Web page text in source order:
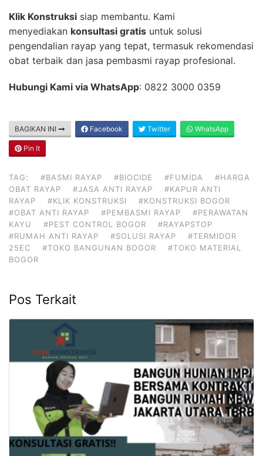
Klik Konstruksi siap membantu. Kami
menyediakan konsultasi gratis untuk solusi
pengendalian rayap yang tepat, termasuk rekomendasi
obat terbaik dan jasa pembasmi rayap profesional.
Hubungi Kami via WhatsApp: 0822 3000 0359
BAGIKAN INI Facebook Twitter WhatsApp
Pin It
TAG: #BASMI RAYAP #BIOCIDE #FUMIDA
#HARGA
OBAT RAYAP
#JASA ANTI RAYAP
#KAPUR ANTI
RAYAP
#KLIK KONSTRUKSI
#KONSTRUKSI BOGOR
#OBAT ANTI RAYAP
#PEMBASMI RAYAP
#PERAWATAN
KAYU
#PEST CONTROL BOGOR
#RAYAPSTOP
#RUMAH ANTI RAYAP
#SOLUSI RAYAP
#TERMIDOR
25EC
#TOKO BANGUNAN BOGOR
#TOKO MATERIAL
BOGOR
Pos Terkait